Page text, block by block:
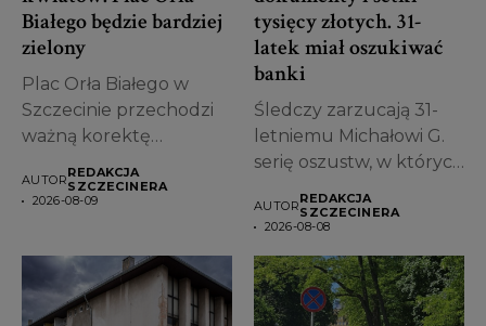
Białego będzie bardziej
zielony
Plac Orła Białego w
Szczecinie przechodzi
ważną korektę
zdecydowało, że...
AUTORREDAKCJA
SZCZECINERA
2026-08-09
tysięcy złotych. 31-
latek miał oszukiwać
banki
Śledczy zarzucają 31-
letniemu Michałowi G.
serię oszustw, w których
AUTORREDAKCJA
SZCZECINERA
2026-08-08